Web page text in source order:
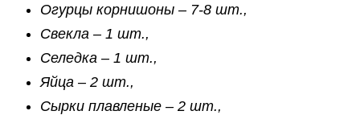
Огурцы корнишоны – 7-8 шт.,
Свекла – 1 шт.,
Селедка – 1 шт.,
Яйца – 2 шт.,
Сырки плавленые – 2 шт.,